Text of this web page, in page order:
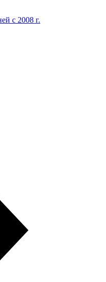
с 2008 г.